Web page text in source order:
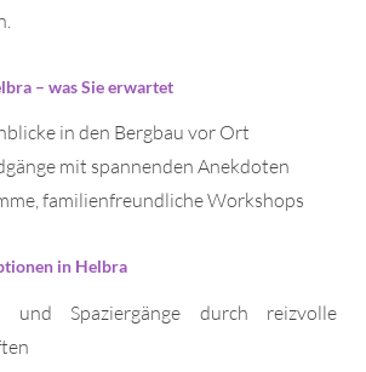
– was Sie erwartet
in den Bergbau vor Ort
mit spannenden Anekdoten
familienfreundliche Workshops
in Helbra
und Spaziergänge durch reizvolle